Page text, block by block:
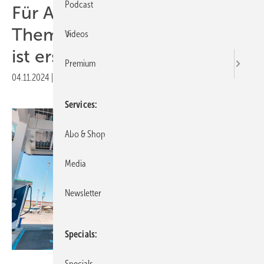
Für Abonnenten:
Themenheft über E-Mobilität
ist erschienen
04.11.2024
Podcast
Videos
Premium
Services
Abo & Shop
Media
Newsletter
Specials